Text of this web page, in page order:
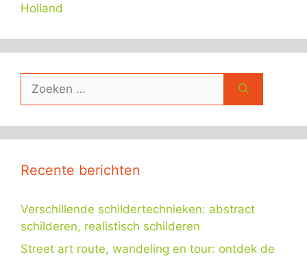
Holland
naar:
Recente berichten
Verschillende schildertechnieken: abstract
schilderen, realistisch schilderen
Street art route, wandeling en tour: ontdek de